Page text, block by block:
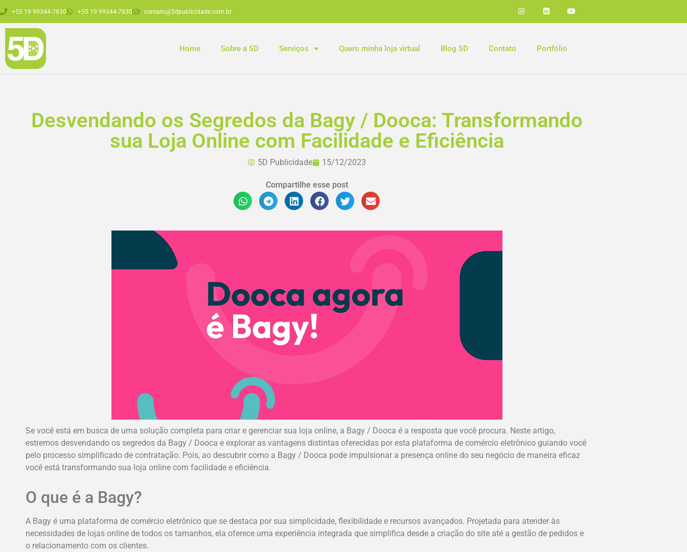
+55 19 99344-7830 +55 19 99344-7830 contato@5dpublicidade.com.br
Home Sobre a 5D Serviços Quero minha loja virtual Blog 5D Contato Portfólio
Desvendando os Segredos da Bagy / Dooca: Transformando
sua Loja Online com Facilidade e Eficiência
5D Publicidade 15/12/2023
Compartilhe esse post
Se você está em busca de uma solução completa para criar e gerenciar sua loja online, a Bagy / Dooca é a resposta que você procura. Neste artigo,
estremos desvendando os segredos da Bagy / Dooca e explorar as vantagens distintas oferecidas por esta plataforma de comércio eletrônico guiando você
pelo processo simplificado de contratação. Pois, ao descubrir como a Bagy / Dooca pode impulsionar a presença online do seu negócio de maneira eficaz
você está transformando sua loja online com facilidade e eficiência.
O que é a Bagy?
A Bagy é uma plataforma de comércio eletrônico que se destaca por sua simplicidade, flexibilidade e recursos avançados. Projetada para atender às
necessidades de lojas online de todos os tamanhos, ela oferece uma experiência integrada que simplifica desde a criação do site até a gestão de pedidos e
o relacionamento com os clientes.